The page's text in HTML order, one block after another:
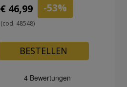
€ 46,99 -53%
(cod. 48548)
BESTELLEN